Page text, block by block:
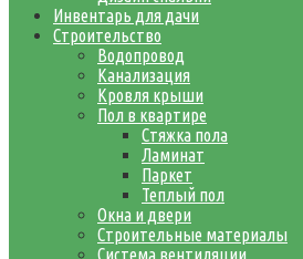
Инвентарь для дачи
Строительство
Водопровод
Канализация
Кровля крыши
Пол в квартире
Стяжка пола
Ламинат
Паркет
Теплый пол
Окна и двери
Строительные материалы
Система вентиляции